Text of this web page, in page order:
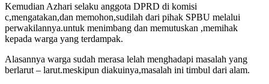
Kemudian Azhari selaku anggota DPRD di komisi
c,mengatakan,dan memohon,sudilah dari pihak SPBU melalui
perwakilannya.untuk menimbang dan memutuskan ,memihak
kepada warga yang terdampak.
Alasannya warga sudah merasa lelah menghadapi masalah yang
berlarut – larut.meskipun diakuinya,masalah ini timbul dari alam.